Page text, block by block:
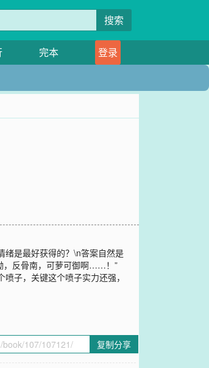
搜索
完本
登录
绪是最好获得的？\n答案自然是
，反骨南，可萝可御啊……！”
子，关键这个喷子实力还强，
复制分享